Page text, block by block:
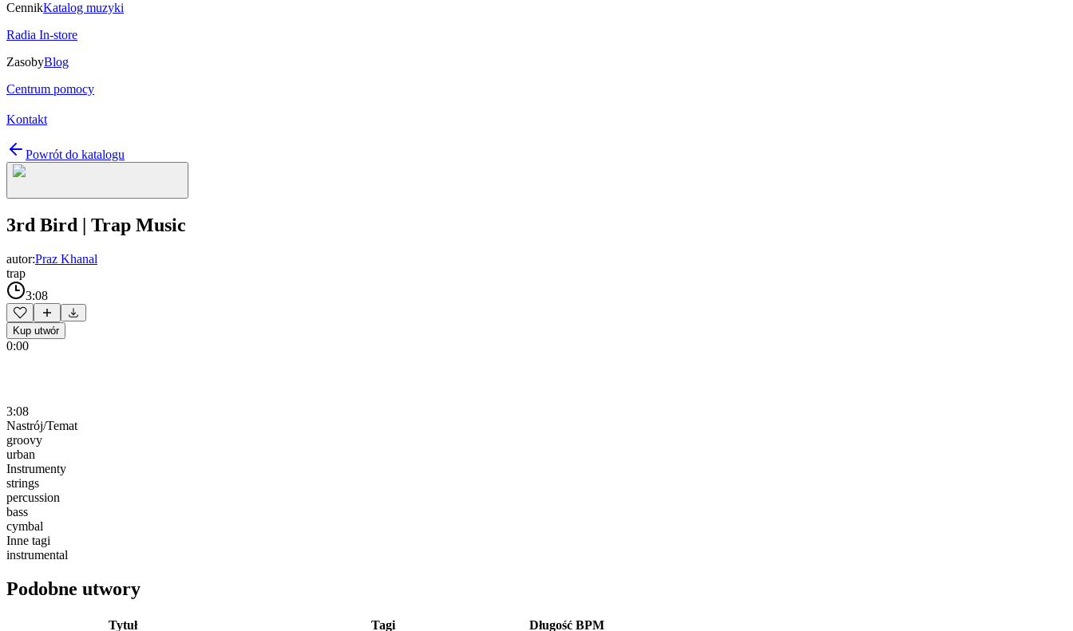
CennikKatalog muzyki
Radia In-store
ZasobyBlog
Centrum pomocy
Kontakt
Powrót do katalogu
3rd Bird | Trap Music
autor:Praz Khanal
trap
3:08
Kup utwór
0:00
3:08
Nastrój/Temat
groovy
urban
Instrumenty
strings
percussion
bass
cymbal
Inne tagi
instrumental
Podobne utwory
Tytuł Tagi Długość BPM